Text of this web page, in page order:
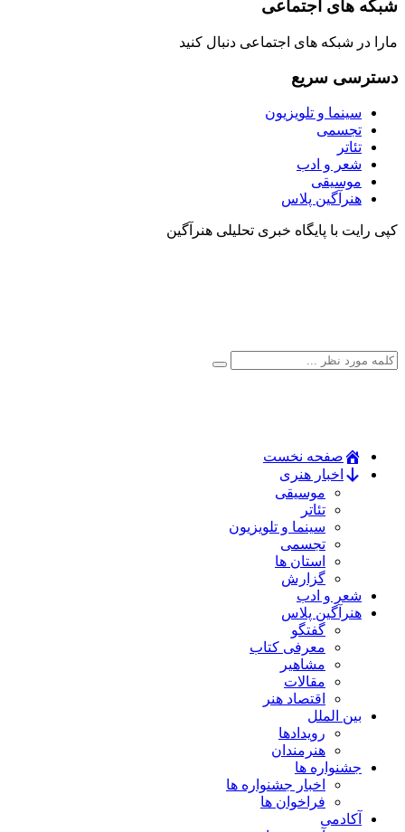
شبکه های اجتماعی
مارا در شبکه های اجتماعی دنبال کنید
دسترسی سریع
سینما و تلویزیون
تجسمی
تئاتر
شعر و ادب
موسیقی
هنرآگین پلاس
کپی رایت با پایگاه خبری تحلیلی هنرآگین
صفحه نخست
اخبار هنری
موسیقی
تئاتر
سینما و تلویزیون
تجسمی
استان ها
گزارش
شعر و ادب
هنرآگین پلاس
گفتگو
معرفی کتاب
مشاهیر
مقالات
اقتصاد هنر
بین الملل
رویدادها
هنرمندان
جشنواره ها
اخبار جشنواره ها
فراخوان ها
آکادمی